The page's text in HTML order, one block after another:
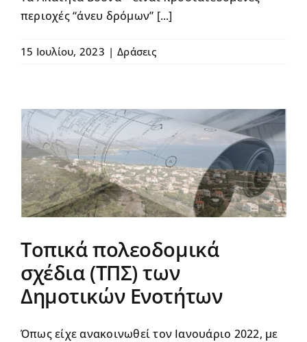
περιοχές “άνευ δρόμων” [...]
15 Ιουλίου, 2023 | Δράσεις
Τοπικά πολεοδομικά
σχέδια (ΤΠΣ) των
Δημοτικών Ενοτήτων
Όπως είχε ανακοινωθεί τον Ιανουάριο 2022, με